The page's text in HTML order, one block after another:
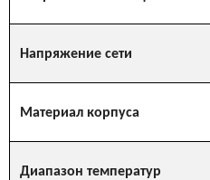
Напряжение сети
Материал корпуса
Диапазон температур